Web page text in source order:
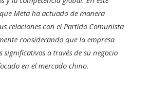
Meta ha actuado de manera
relaciones con el Partido Comunista
considerando que la empresa
significativos a través de su negocio
en el mercado chino.